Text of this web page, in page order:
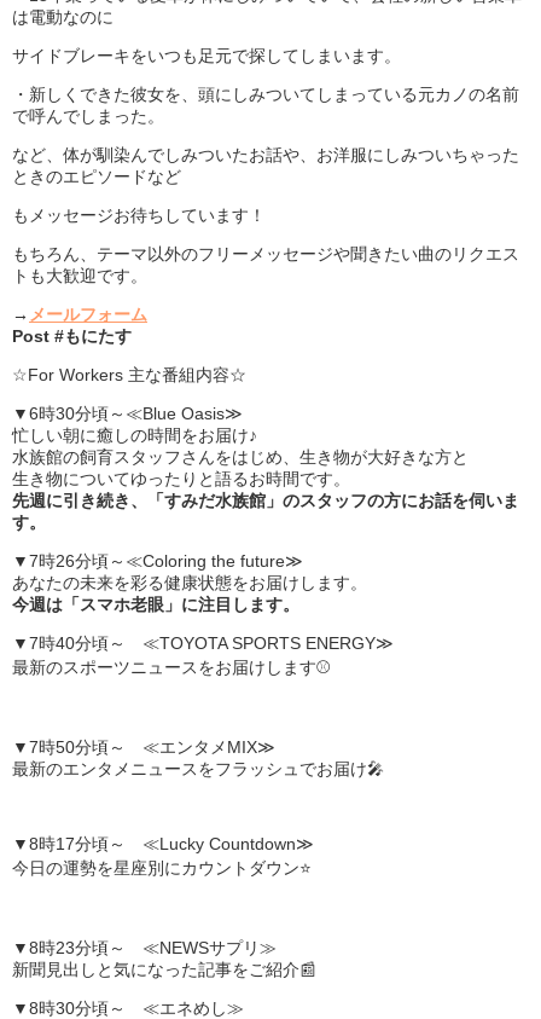
は電動なのに
サイドブレーキをいつも足元で探してしまいます。
・新しくできた彼女を、頭にしみついてしまっている元カノの名前
で呼んでしまった。
など、体が馴染んでしみついたお話や、お洋服にしみついちゃった
ときのエピソードなど
もメッセージお待ちしています！
もちろん、テーマ以外のフリーメッセージや聞きたい曲のリクエス
トも大歓迎です。
→ メールフォーム
Post #もにたす
☆For Workers 主な番組内容☆
▼6時30分頃～≪Blue Oasis≫
忙しい朝に癒しの時間をお届け♪
水族館の飼育スタッフさんをはじめ、生き物が大好きな方と
生き物についてゆったりと語るお時間です。
先週に引き続き、「すみだ水族館」のスタッフの方にお話を伺いま
す。
▼7時26分頃～≪Coloring the future≫
あなたの未来を彩る健康状態をお届けします。
今週は「スマホ老眼」に注目します。
▼7時40分頃～ ≪TOYOTA SPORTS ENERGY≫
最新のスポーツニュースをお届けします⚾
▼7時50分頃～ ≪エンタメMIX≫
最新のエンタメニュースをフラッシュでお届け🎤
▼8時17分頃～ ≪Lucky Countdown≫
今日の運勢を星座別にカウントダウン⭐
▼8時23分頃～ ≪NEWSサプリ≫
新聞見出しと気になった記事をご紹介📰
▼8時30分頃～ ≪エネめし≫